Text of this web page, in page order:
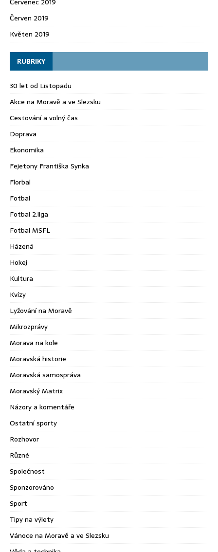
Červen 2019
Květen 2019
RUBRIKY
30 let od Listopadu
Akce na Moravě a ve Slezsku
Cestování a volný čas
Doprava
Ekonomika
Fejetony Františka Synka
Florbal
Fotbal
Fotbal 2.liga
Fotbal MSFL
Házená
Hokej
Kultura
Kvízy
Lyžování na Moravě
Mikrozprávy
Morava na kole
Moravská historie
Moravská samospráva
Moravský Matrix
Názory a komentáře
Ostatní sporty
Rozhovor
Různé
Společnost
Sponzorováno
Sport
Tipy na výlety
Vánoce na Moravě a ve Slezsku